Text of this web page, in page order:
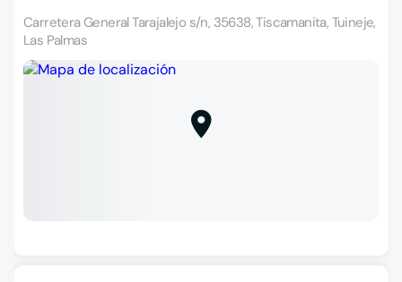
Carretera General Tarajalejo s/n, 35638, Tiscamanita, Tuineje,
Las Palmas